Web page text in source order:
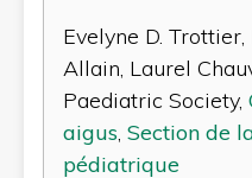
Evelyne D.
Allain, Laurel
Paediatric Society,
aigus, Section de
pédiatrique